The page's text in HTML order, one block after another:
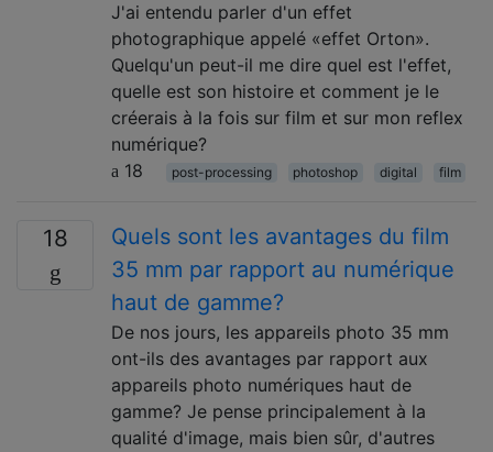
J'ai entendu parler d'un effet
photographique appelé «effet Orton».
Quelqu'un peut-il me dire quel est l'effet,
quelle est son histoire et comment je le
créerais à la fois sur film et sur mon reflex
numérique?
18
post-processing photoshop digital film
18
Quels sont les avantages du film
35 mm par rapport au numérique
haut de gamme?
De nos jours, les appareils photo 35 mm
ont-ils des avantages par rapport aux
appareils photo numériques haut de
gamme? Je pense principalement à la
qualité d'image, mais bien sûr, d'autres